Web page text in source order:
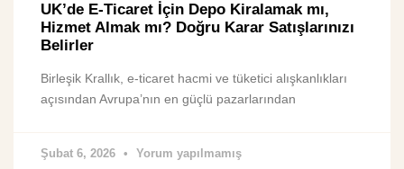
UK’de E-Ticaret İçin Depo Kiralamak mı,
Hizmet Almak mı? Doğru Karar Satışlarınızı
Belirler
Birleşik Krallık, e-ticaret hacmi ve tüketici alışkanlıkları
açısından Avrupa’nın en güçlü pazarlarından
Şubat 6, 2026 Yorum yapılmamış